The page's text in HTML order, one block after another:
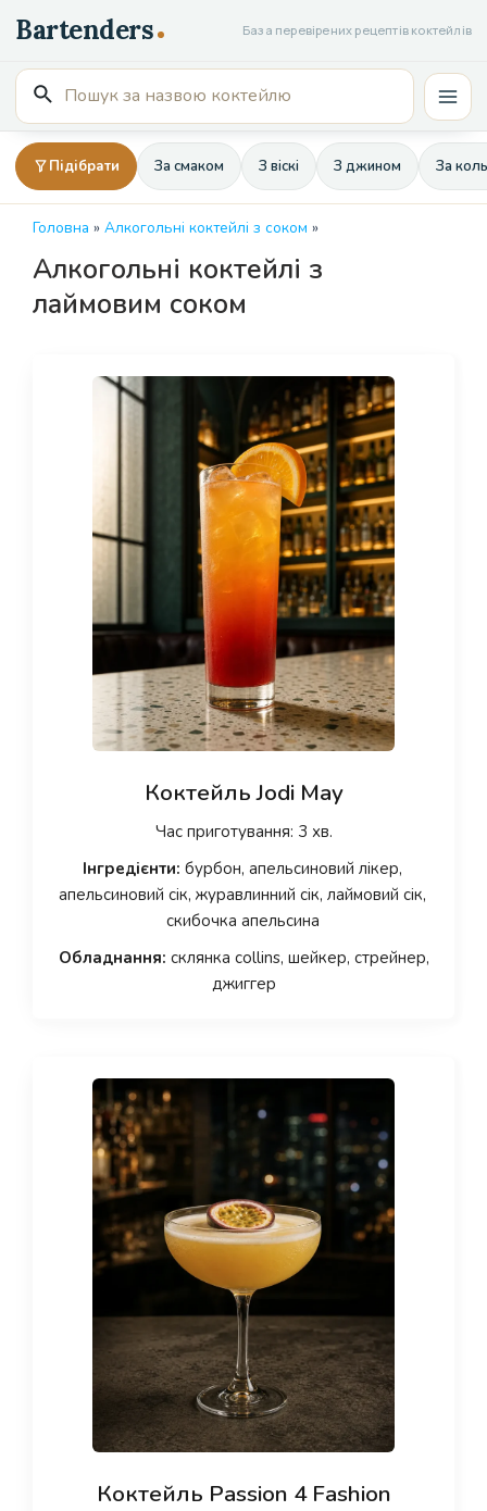
до
вмісту
База перевірених рецептів коктейлів
Пошук
для:
Підібрати За смаком З віскі З джином За
Головна » Алкогольні коктейлі з соком »
Алкогольні коктейлі з
лаймовим соком
Коктейль Jodi May
Час приготування: 3 хв.
Інгредієнти: бурбон, апельсиновий лікер,
апельсиновий сік, журавлинний сік, лаймовий сік,
скибочка апельсина
Обладнання: склянка collins, шейкер, стрейнер,
джиггер
Коктейль Passion 4 Fashion